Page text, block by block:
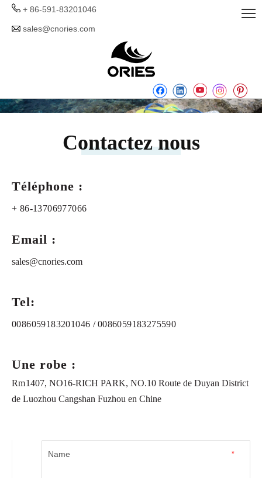
+ 86-591-83201046
sales@cnories.com
Contactez nous
Téléphone :
+ 86-13706977066
Email :
sales@cnories.com
Tel:
0086059183201046 /0086059183275590
Une robe :
Rm1407, NO16-RICH PARK, NO.10 Route de Duyan District
de Luozhou Cangshan Fuzhou en Chine
*
Name